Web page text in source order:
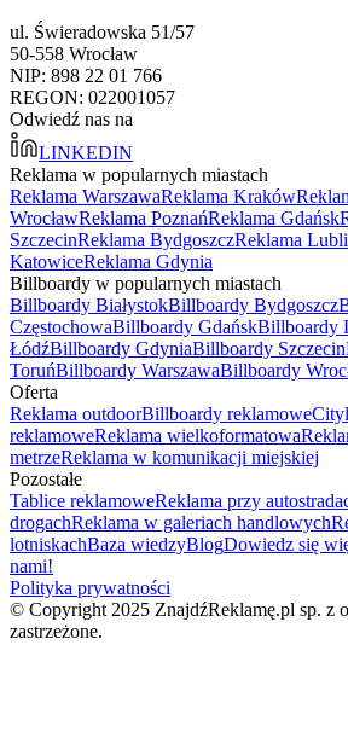
ul. Świeradowska 51/57
50-558 Wrocław
NIP: 898 22 01 766
REGON: 022001057
Odwiedź nas na
LINKEDIN
Reklama w popularnych miastach
Reklama WarszawaReklama Kraków
WrocławReklama PoznańReklama Gdańsk
SzczecinReklama BydgoszczReklama
KatowiceReklama Gdynia
Billboardy w popularnych miastach
Billboardy BiałystokBillboardy Bydgoszcz
CzęstochowaBillboardy GdańskBillboardy
ŁódźBillboardy GdyniaBillboardy Szczecin
ToruńBillboardy WarszawaBillboardy
Oferta
Reklama outdoorBillboardy reklamowe
reklamoweReklama wielkoformatowa
metrzeReklama w komunikacji miejskiej
Pozostałe
Tablice reklamoweReklama przy
drogachReklama w galeriach handlowych
lotniskachBaza wiedzyBlogDowiedz się
nami!
Polityka prywatności
© Copyright 2025 ZnajdźReklamę.pl sp. z
zastrzeżone.